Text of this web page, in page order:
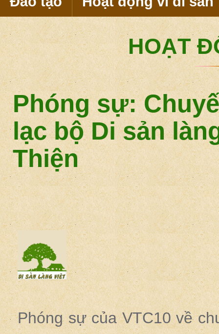
HOẠT
Phóng sự:
lạc bộ Di sản
Thiện
Phóng sự của VTC10 về